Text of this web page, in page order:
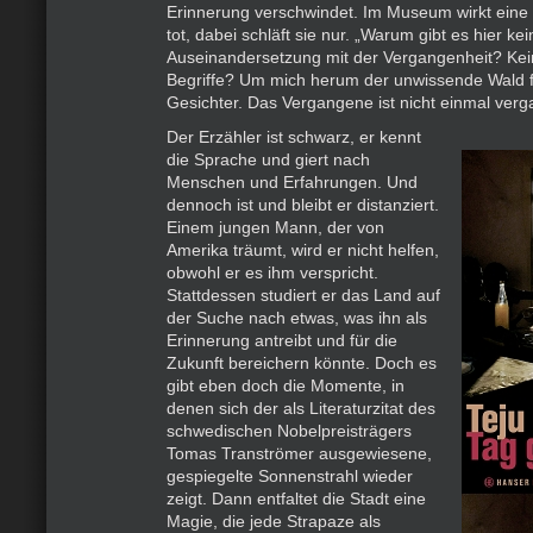
Erinnerung verschwindet. Im Museum wirkt
tot, dabei schläft sie nur. „Warum gibt es hier
Auseinandersetzung mit der Vergangenheit?
Begriffe? Um mich herum der unwissende Wald
Gesichter. Das Vergangene ist nicht einmal
Der Erzähler ist schwarz, er kennt
die Sprache und giert nach
Menschen und Erfahrungen. Und
dennoch ist und bleibt er distanziert.
Einem jungen Mann, der von
Amerika träumt, wird er nicht helfen,
obwohl er es ihm verspricht.
Stattdessen studiert er das Land auf
der Suche nach etwas, was ihn als
Erinnerung antreibt und für die
Zukunft bereichern könnte. Doch es
gibt eben doch die Momente, in
denen sich der als Literaturzitat des
schwedischen Nobelpreisträgers
Tomas Tranströmer ausgewiesene,
gespiegelte Sonnenstrahl wieder
zeigt. Dann entfaltet die Stadt eine
Magie, die jede Strapaze als